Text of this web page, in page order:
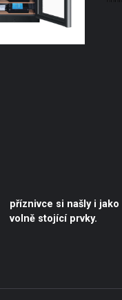
volně stojící prvky.